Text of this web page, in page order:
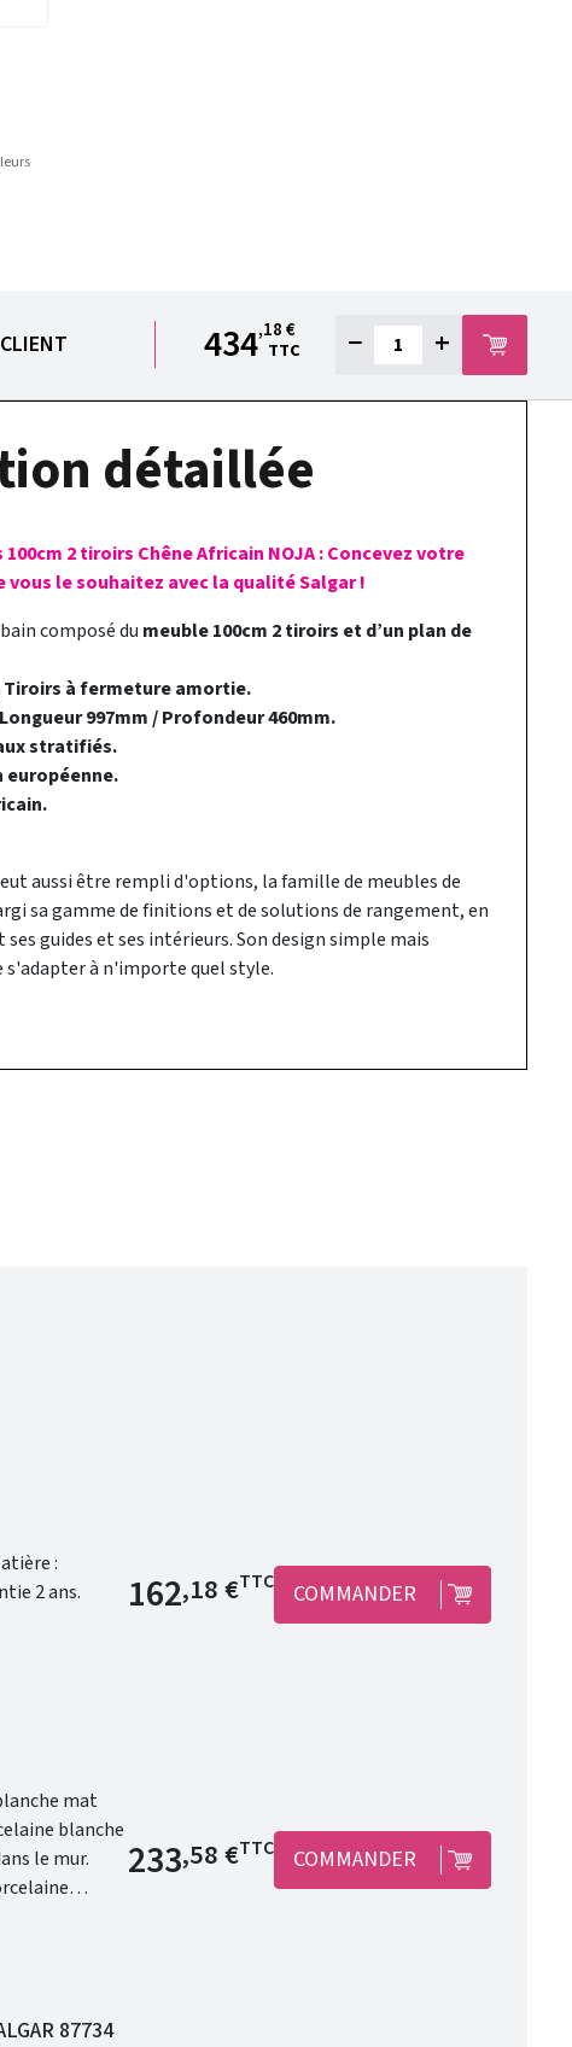
434,18 €
TTC
− +
détaillée
2 tiroirs Chêne Africain NOJA : Concevez votre
vous le souhaitez avec la qualité Salgar !
composé du meuble 100cm 2 tiroirs et d’un plan de
à fermeture amortie.
997mm / Profondeur 460mm.
stratifiés.
européenne.
aussi être rempli d'options, la famille de meubles de
sa gamme de finitions et de solutions de rangement, en
guides et ses intérieurs. Son design simple mais
à n'importe quel style.
385 x 120 mm. Livré sans bonde et sans siphon. Garantie 2 ans.
Prix de base
162,18 €TTC COMMANDER
mat
de
Prix de base
233,58 €TTC COMMANDER
87734